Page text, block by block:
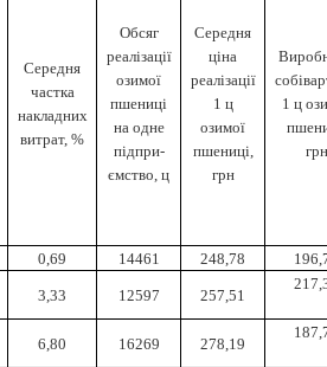
Середня
частка
накладних
витрат, %
Обсяг
реалізації
озимої
пшениці
на одне
підпри­
ємство, ц
Середня
ціна
реалізації
1 ц
озимої
пшениці,
грн
1 ц
грн
0,69 14461 248,78
3,33 12597 257,51
6,80 16269 278,19